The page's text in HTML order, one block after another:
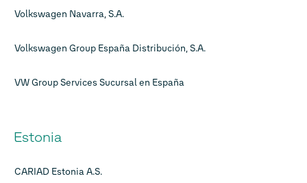
Volkswagen Navarra, S.A.
Volkswagen Group España Distribución, S.A.
VW Group Services Sucursal en España
Estonia
CARIAD Estonia A.S.